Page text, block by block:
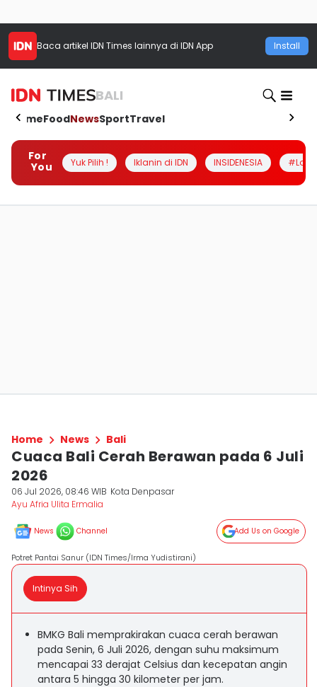
Baca artikel IDN Times lainnya di IDN App Install
BALI
HomeFoodNewsSportTravel
For
You
Yuk Pilih ! Iklanin di IDN INSIDENESIA
Home News Bali
Cuaca Bali Cerah Berawan pada 6 Juli
2026
06 Jul 2026, 08:46 WIB Kota Denpasar
Ayu Afria Ulita Ermalia
News Channel Add Us on Google
Potret Pantai Sanur (IDN Times/Irma Yudistirani)
Intinya Sih
BMKG Bali memprakirakan cuaca cerah berawan
pada Senin, 6 Juli 2026, dengan suhu maksimum
mencapai 33 derajat Celsius dan kecepatan angin
antara 5 hingga 30 kilometer per jam.